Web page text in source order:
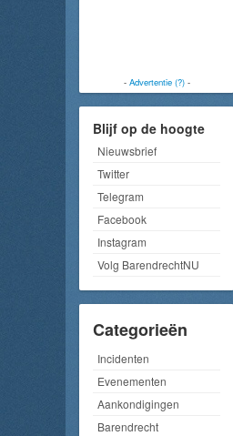
- Advertentie (?)-
Blijf op de hoogte
Nieuwsbrief
Twitter
Telegram
Facebook
Instagram
Volg BarendrechtNU
Categorieën
Incidenten
Evenementen
Aankondigingen
Barendrecht